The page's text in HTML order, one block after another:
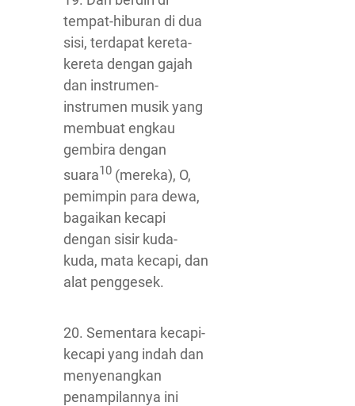
tempat-hiburan di dua
sisi, terdapat kereta-
kereta dengan gajah
dan instrumen-
instrumen musik yang
membuat engkau
gembira dengan
suara10 (mereka), O,
pemimpin para dewa,
bagaikan kecapi
dengan sisir kuda-
kuda, mata kecapi, dan
alat penggesek.
20. Sementara kecapi-
kecapi yang indah dan
menyenangkan
penampilannya ini